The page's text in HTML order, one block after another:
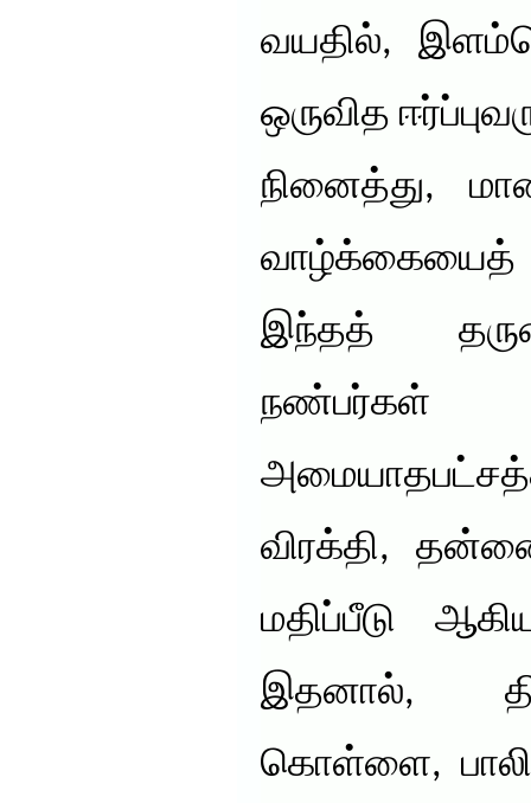
வயதில்,
ஒருவித
நினைத்து,
இந்தத்
விரக்தி,
மதிப்பீடு
இதனால்,
கொள்ளை,